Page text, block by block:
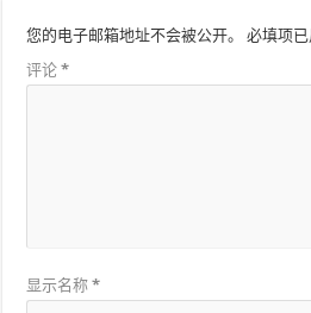
您的电子邮箱地址不会被公开。 必填项
评论*
显示名称*